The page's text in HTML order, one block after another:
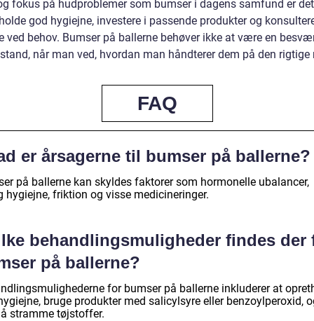
fokus på hudproblemer som bumser i dagens samfund er
god hygiejne, investere i passende produkter og
ved behov. Bumser på ballerne behøver ikke at være en
når man ved, hvordan man håndterer dem på den rigtige
FAQ
er årsagerne til bumser på ballerne?
på ballerne kan skyldes faktorer som hormonelle ubalancer,
hygiejne, friktion og visse medicineringer.
behandlingsmuligheder findes der
på ballerne?
for bumser på ballerne inkluderer at
bruge produkter med salicylsyre eller benzoylperoxid,
stramme tøjstoffer.